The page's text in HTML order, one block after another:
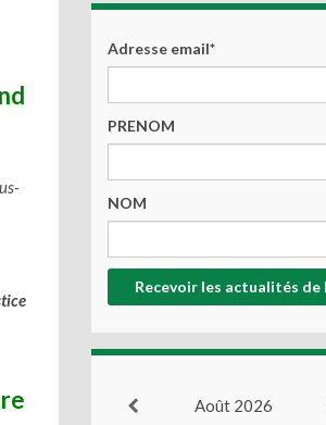
Adresse email*
PRENOM
NOM
Août 2026